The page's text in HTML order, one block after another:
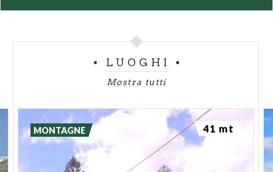
LUOGHI
Mostra tutti
MONTAGNE 41 mt